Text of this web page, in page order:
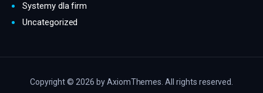
Systemy dla firm
Uncategorized
Copyright © 2026 by AxiomThemes. All rights reserved.